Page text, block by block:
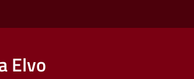
Elvo